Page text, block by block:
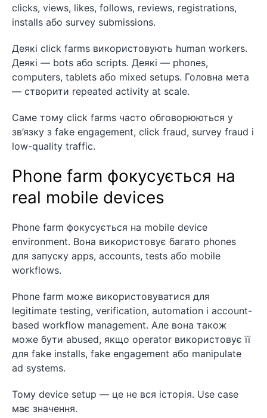
clicks, views, likes, follows, reviews, registrations,
installs або survey submissions.
Деякі click farms використовують human workers.
Деякі — bots або scripts. Деякі — phones,
computers, tablets або mixed setups. Головна мета
— створити repeated activity at scale.
Саме тому click farms часто обговорюються у
зв’язку з fake engagement, click fraud, survey fraud і
low-quality traffic.
Phone farm фокусується на
real mobile devices
Phone farm фокусується на mobile device
environment. Вона використовує багато phones
для запуску apps, accounts, tests або mobile
workflows.
Phone farm може використовуватися для
legitimate testing, verification, automation і account-
based workflow management. Але вона також
може бути abused, якщо operator використовує її
для fake installs, fake engagement або manipulate
ad systems.
Тому device setup — це не вся історія. Use case
має значення.